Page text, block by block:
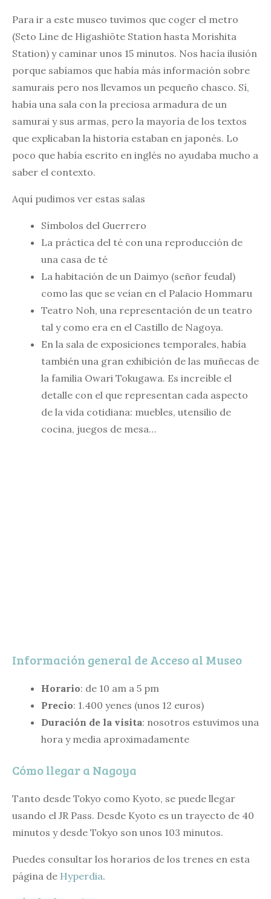
Para ir a este museo tuvimos que coger el metro
(Seto Line de Higashiōte Station hasta Morishita
Station) y caminar unos 15 minutos. Nos hacía ilusión
porque sabíamos que había más información sobre
samurais pero nos llevamos un pequeño chasco. Sí,
había una sala con la preciosa armadura de un
samurai y sus armas, pero la mayoría de los textos
que explicaban la historia estaban en japonés. Lo
poco que había escrito en inglés no ayudaba mucho a
saber el contexto.
Aquí pudimos ver estas salas
Símbolos del Guerrero
La práctica del té con una reproducción de
una casa de té
La habitación de un Daimyo (señor feudal)
como las que se veían en el Palacio Hommaru
Teatro Noh, una representación de un teatro
tal y como era en el Castillo de Nagoya.
En la sala de exposiciones temporales, había
también una gran exhibición de las muñecas de
la familia Owari Tokugawa. Es increíble el
detalle con el que representan cada aspecto
de la vida cotidiana: muebles, utensilio de
cocina, juegos de mesa…
Información general de Acceso al Museo
Horario: de 10 am a 5 pm
Precio: 1.400 yenes (unos 12 euros)
Duración de la visita: nosotros estuvimos una
hora y media aproximadamente
Cómo llegar a Nagoya
Tanto desde Tokyo como Kyoto, se puede llegar
usando el JR Pass. Desde Kyoto es un trayecto de 40
minutos y desde Tokyo son unos 103 minutos.
Puedes consultar los horarios de los trenes en esta
página de Hyperdia.